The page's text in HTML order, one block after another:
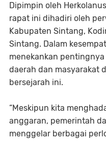
Dipimpin oleh
rapat ini dihadiri oleh
Kabupaten Sintang,
Sintang. Dalam
menekankan
daerah dan masyarakat
bersejarah ini.
“Meskipun kita
anggaran, pemerintah
menggelar berbagai